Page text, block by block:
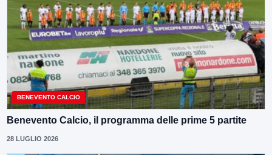
BENEVENTO CALCIO
Benevento Calcio, il programma delle prime 5 partite
28 LUGLIO 2026